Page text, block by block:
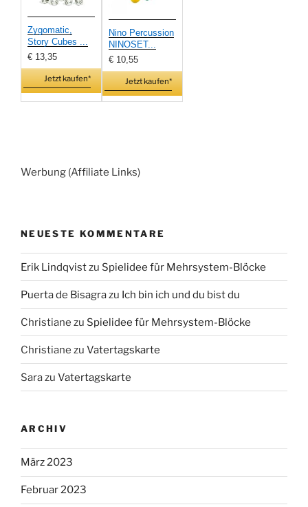
Zygomatic,
Story Cubes ...
€ 13,35
Jetzt kaufen*
Nino Percussion
NINOSET...
€ 10,55
Jetzt kaufen*
Werbung (Affiliate Links)
NEUESTE KOMMENTARE
Erik Lindqvistzu Spielidee für Mehrsystem-Blöcke
Puerta de Bisagrazu Ich bin ich und du bist du
Christiane zu Spielidee für Mehrsystem-Blöcke
Christiane zu Vatertagskarte
Sarazu Vatertagskarte
ARCHIV
März 2023
Februar 2023